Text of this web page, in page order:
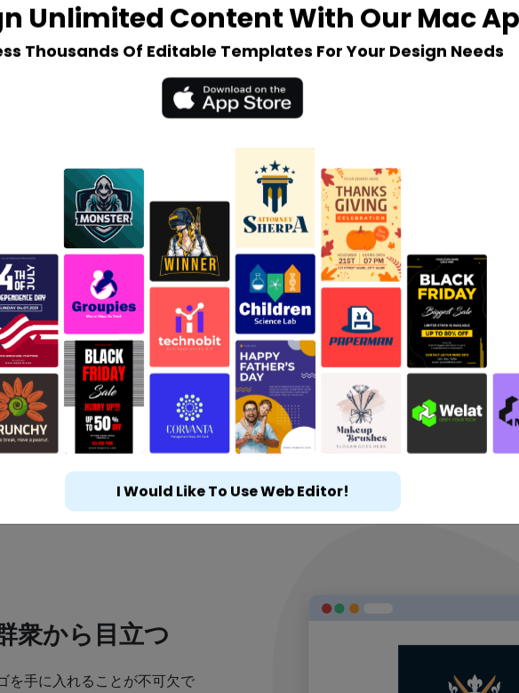
衆から目立つ
を手に入れることが不可欠で
Unlimited Content With Our Mac
Thousands Of Editable Templates For Your Design Needs
I Would Like To Use Web Editor!